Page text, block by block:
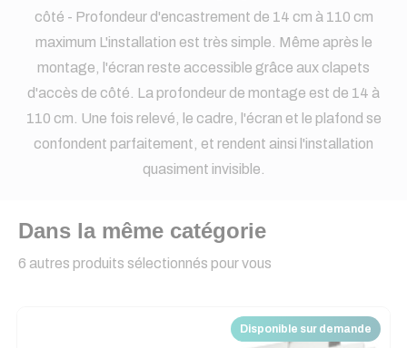
côté - Profondeur d'encastrement de 14 cm à 110 cm
maximum L'installation est très simple. Même après le
montage, l'écran reste accessible grâce aux clapets
d'accès de côté. La profondeur de montage est de 14 à
110 cm. Une fois relevé, le cadre, l'écran et le plafond se
confondent parfaitement, et rendent ainsi l'installation
quasiment invisible.
Dans la même catégorie
6 autres produits sélectionnés pour vous
Disponible sur demande